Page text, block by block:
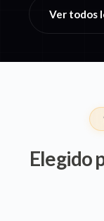
Ver todos
Elegido